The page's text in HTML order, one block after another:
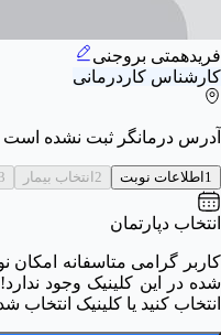
فریدهمتی بروجنی
کارشناس کاردرمانی
آدرس درمانگر ثبت نشده است
1اطلاعات نوبت 2انتخاب بیمار
انتخاب دپارتمان
کاربر گرامی متاسفانه امکان
شده در این کلینیک وجود
انتخاب کنید یا کلینیک انتخاب